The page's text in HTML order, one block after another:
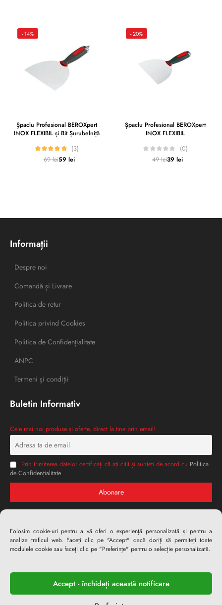
Folosim cookie-uri pentru a vă oferi o experiență personalizată și pentru a
analiza traficul web. Faceți clic pe "Accept" dacă doriți să permiteți toate
modulele cookie sau faceți clic pe "Preferințe" pentru o selecție personalizată.
Accept - închideți această notificare
- 14%
Șpaclu Profesional BEROXpert
INOX FLEXIBIL și Bit Șurubelniță
(3)
69lei59 lei
- 20%
Șpaclu Profesional BEROXpert
INOX FLEXIBIL
(0)
49lei39 lei
Informații
Despre noi
Comandă și Livrare
Politica de retur
Politica privind Cookies
Politica de Confidențialitate
ANPC
Termeni și condiții
Buletin Informativ
Cele mai noi produse și oferte, direct la tine prin email!
Prin trimiterea datelor certificați că ați citit și sunteți de acord cu Politica
de Confidențialitate
ZuperPRO Tools © 2026. Toate drepturile rezervate